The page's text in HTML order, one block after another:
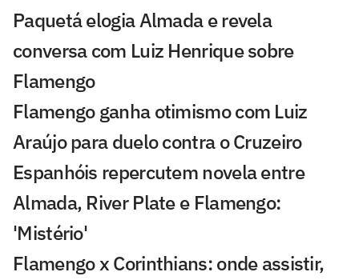
Paquetá elogia Almada e revela
conversa com Luiz Henrique sobre
Flamengo
Flamengo ganha otimismo com Luiz
Araújo para duelo contra o Cruzeiro
Espanhóis repercutem novela entre
Almada, River Plate e Flamengo:
'Mistério'
Flamengo x Corinthians: onde assistir,